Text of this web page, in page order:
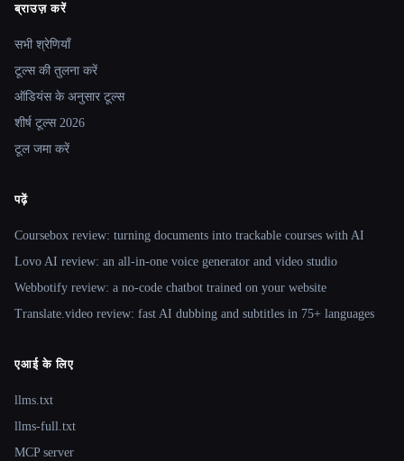
Site navigation
ब्राउज़ करें
सभी श्रेणियाँ
टूल्स की तुलना करें
ऑडियंस के अनुसार टूल्स
शीर्ष टूल्स 2026
टूल जमा करें
पढ़ें
Coursebox review: turning documents into trackable courses with AI
Lovo AI review: an all-in-one voice generator and video studio
Webbotify review: a no-code chatbot trained on your website
Translate.video review: fast AI dubbing and subtitles in 75+ languages
एआई के लिए
llms.txt
llms-full.txt
MCP server